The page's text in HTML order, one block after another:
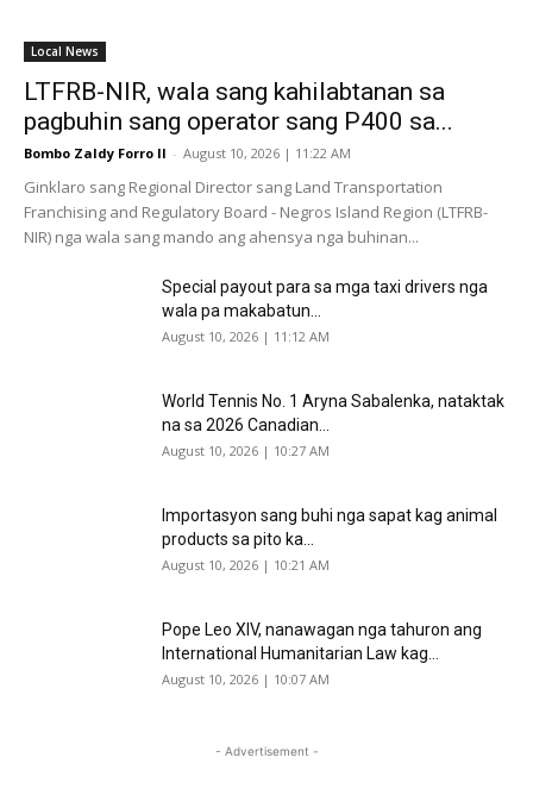
Local News
LTFRB-NIR, wala sang kahilabtanan sa
pagbuhin sang operator sang P400 sa...
Bombo Zaldy Forro II - August 10, 2026 | 11:22 AM
Ginklaro sang Regional Director sang Land Transportation
Franchising and Regulatory Board - Negros Island Region (LTFRB-
NIR) nga wala sang mando ang ahensya nga buhinan...
Special payout para sa mga taxi drivers nga
wala pa makabatun...
August 10, 2026 | 11:12 AM
World Tennis No. 1 Aryna Sabalenka, nataktak
na sa 2026 Canadian...
August 10, 2026 | 10:27 AM
Importasyon sang buhi nga sapat kag animal
products sa pito ka...
August 10, 2026 | 10:21 AM
Pope Leo XIV, nanawagan nga tahuron ang
International Humanitarian Law kag...
August 10, 2026 | 10:07 AM
- Advertisement -